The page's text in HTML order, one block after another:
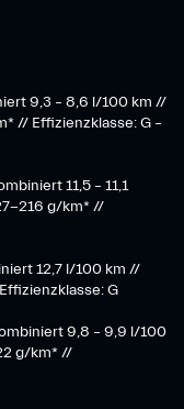
9,3 – 8,6 l/100 km //
// Effizienzklasse: G –
11,5 – 11,1
216 g/km* //
12,7 l/100 km //
G
9,8 – 9,9 l/100
g/km* //